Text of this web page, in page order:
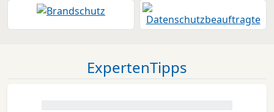
ExpertenTipps